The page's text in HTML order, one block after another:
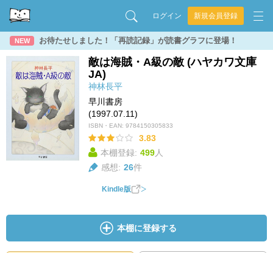
ログイン 新規会員登録
NEW お待たせしました！「再読記録」が読書グラフに登場！
敵は海賊・A級の敵 (ハヤカワ文庫
JA)
神林長平
早川書房
(1997.07.11)
ISBN・EAN: 9784150305833
3.83
本棚登録: 499人
感想: 26件
Kindle版
本棚に登録する